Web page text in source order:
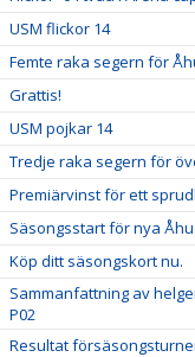
USM flickor 14
Femte raka segern för
Grattis!
USM pojkar 14
Tredje raka segern för
Premiärvinst för ett
Säsongsstart för nya
Köp ditt säsongskort nu.
Sammanfattning av
P02
Resultat